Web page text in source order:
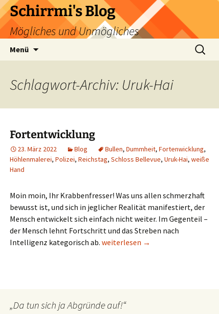
Zum
Inhalt
springen
Schirrmi's Blog
Mögliches und Unmögliches
Menü
Suchen
nach:
Schlagwort-Archiv: Uruk-Hai
Fortentwicklung
23. März 2022 Blog Bullen, Dummheit, Fortenwicklung,
Höhlenmalerei, Polizei, Reichstag, Schloss Bellevue, Uruk-Hai, weiße
Hand
Moin moin, Ihr Krabbenfresser! Was uns allen schmerzhaft
bewusst ist, und sich in jeglicher Realität manifestiert, der
Mensch entwickelt sich einfach nicht weiter. Im Gegenteil –
der Mensch lehnt Fortschritt und das Streben nach
Intelligenz kategorisch ab. Fortentwicklung
weiterlesen →
„Da tun sich ja Abgründe auf!“